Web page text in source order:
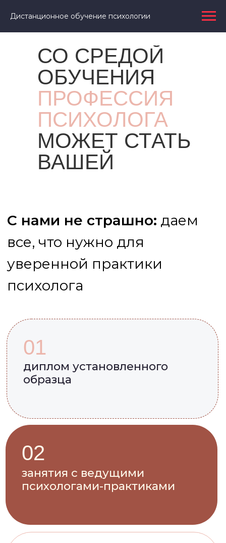
Дистанционное обучение психологии
СО СРЕДОЙ
ОБУЧЕНИЯ
ПРОФЕССИЯ
ПСИХОЛОГА
МОЖЕТ СТАТЬ
ВАШЕЙ
01
диплом установленного
образца
02
занятия с ведущими
психологами-практиками
04
живые уроки в реальном
записи лекций в личном
кабинете
С нами не страшно:даем
все, что нужно для